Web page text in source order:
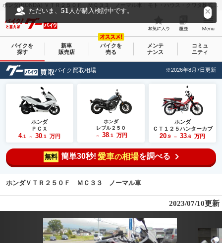
ホンダ(HONDA) ＶＴＲ２５０Ｆ ＭＣ３３ ノーマル車｜モト・ハウス・クワタ株式会社｜新車・中古バイクなら【グーバイク(GooBike)】
ただいま、51 人が購入検討中です。
バイクを
探す
新車
販売店
バイクを
売る
メンテ
ナンス
コミュ
ニティ
バイク買取相場 ※2026年8月7日更新
ホンダ
ＰＣＸ
4.1 ～ 30 .1 万円
ホンダ
レブル２５０
～ 38.1 万円
ホンダ
ＣＴ１２５ハンターカブ
20 .9 ～ 33 .6 万円
無料 簡単30秒! 愛車の相場を調べる
ホンダＶＴＲ２５０Ｆ ＭＣ３３ ノーマル車
2023/07/10更新